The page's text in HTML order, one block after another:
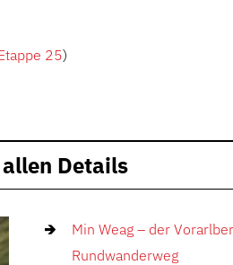
25)
Details
Min Weag – der
Rundwanderweg